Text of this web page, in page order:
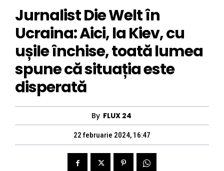
Jurnalist Die Welt în
Ucraina: Aici, la Kiev, cu
ușile închise, toată lumea
spune că situația este
disperată
By FLUX 24
22 februarie 2024, 16:47